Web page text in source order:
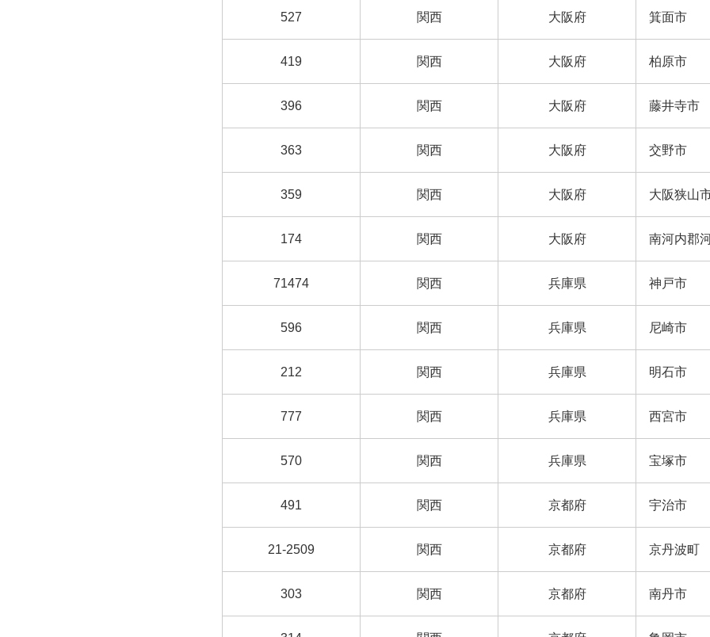
527 関西 大阪府 箕面市
419 関西 大阪府 柏原市
396 関西 大阪府 藤井寺市
363 関西 大阪府 交野市
359 関西 大阪府 大阪狭山
174 関西 大阪府 南河内郡
71474 関西 兵庫県 神戸市
596 関西 兵庫県 尼崎市
212 関西 兵庫県 明石市
777 関西 兵庫県 西宮市
570 関西 兵庫県 宝塚市
491 関西 京都府 宇治市
21-2509 関西 京都府 京丹波町
303 関西 京都府 南丹市